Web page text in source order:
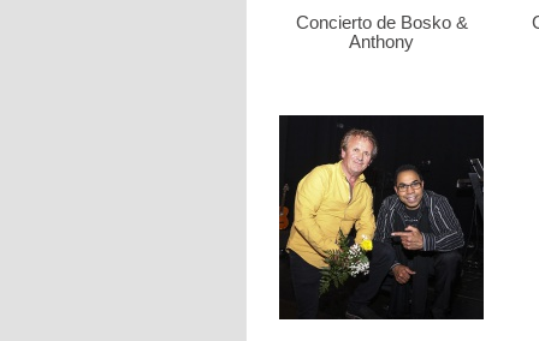
Concierto de Bosko &
Anthony